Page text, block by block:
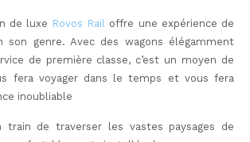
de luxe Rovos Rail offre une expérience de
son genre. Avec des wagons élégamment
de première classe, c’est un moyen de
fera voyager dans le temps et vous fera
inoubliable
train de traverser les vastes paysages de